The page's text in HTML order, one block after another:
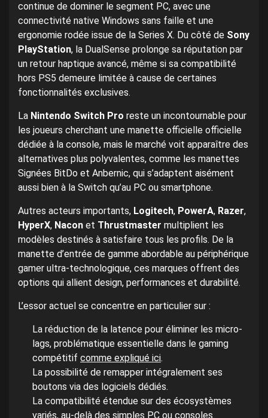
continue de dominer le segment PC, avec une
connectivité native Windows sans faille et une
ergonomie rodée issue de la Series X. Du côté de Sony
PlayStation, la DualSense prolonge sa réputation par
un retour haptique avancé, même si sa compatibilité
hors PS5 demeure limitée à cause de certaines
fonctionnalités exclusives.
La Nintendo Switch Pro reste un incontournable pour
les joueurs cherchant une manette officielle officielle
dédiée à la console, mais le marché voit apparaître des
alternatives plus polyvalentes, comme les manettes
Signées BitDo et Anbernic, qui s’adaptent aisément
aussi bien à la Switch qu’au PC ou smartphone.
Autres acteurs importants, Logitech, PowerA, Razer,
HyperX, Nacon et Thrustmaster multiplient les
modèles destinés à satisfaire tous les profils. De la
manette d’entrée de gamme abordable au périphérique
gamer ultra-technologique, ces marques offrent des
options qui allient design, performances et durabilité.
L’essor actuel se concentre en particulier sur :
La réduction de la latence pour éliminer les micro-
lags, problématique essentielle dans le gaming
compétitif comme expliqué ici.
La possibilité de remapper intégralement ses
boutons via des logiciels dédiés.
La compatibilité étendue sur des écosystèmes
variés, au-delà des simples PC ou consoles.